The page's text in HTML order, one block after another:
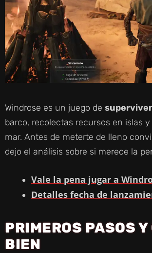
Windrose es un juego de
barco, recolectas recursos en islas
mar. Antes de meterte de lleno
dejo el análisis sobre si merece la
Vale la pena jugar a
Detalles fecha de
PRIMEROS PASOS
BIEN